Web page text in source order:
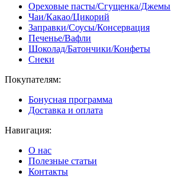
Ореховые пасты/Сгущенка/Джемы
Чаи/Какао/Цикорий
Заправки/Соусы/Консервация
Печенье/Вафли
Шоколад/Батончики/Конфеты
Снеки
Покупателям:
Бонусная программа
Доставка и оплата
Навигация:
О нас
Полезные статьи
Контакты